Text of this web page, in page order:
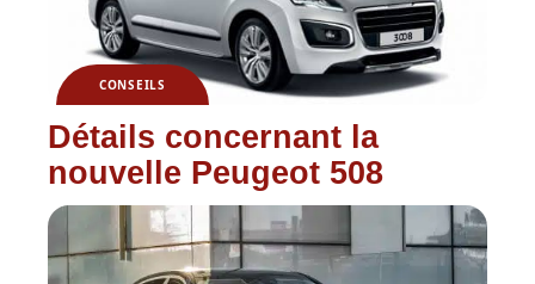
CONSEILS
Détails concernant la
nouvelle Peugeot 508